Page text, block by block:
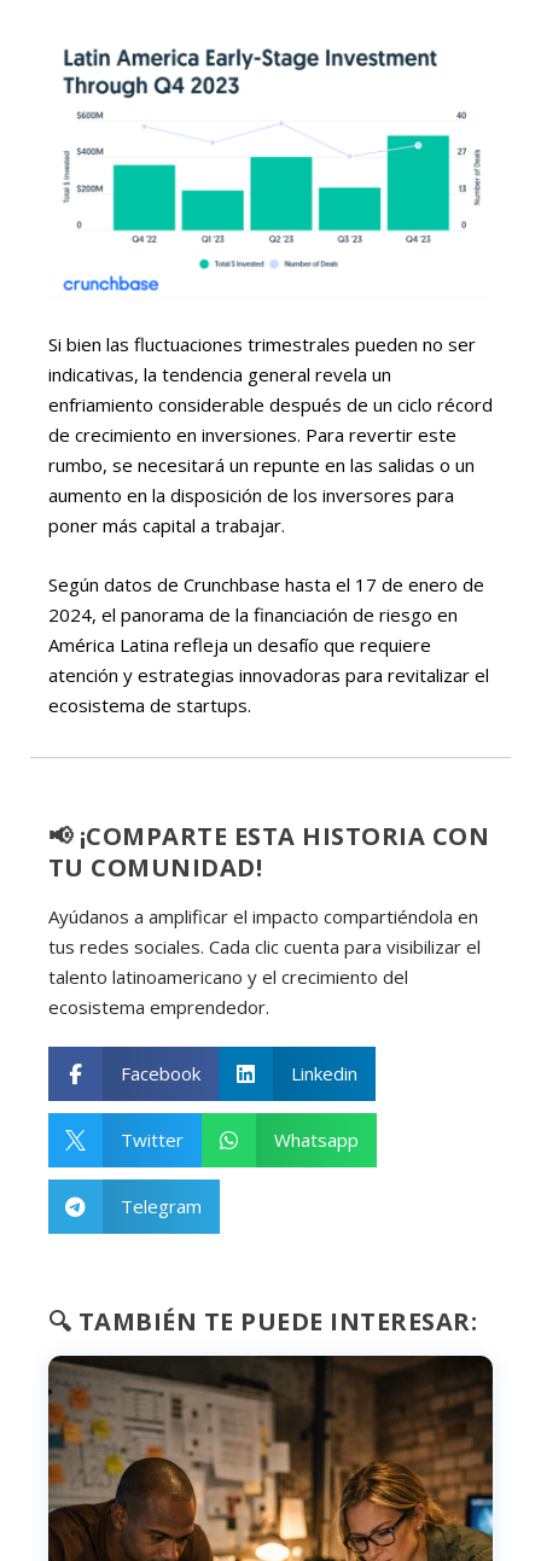
Si bien las fluctuaciones trimestrales pueden no ser
indicativas, la tendencia general revela un
enfriamiento considerable después de un ciclo récord
de crecimiento en inversiones. Para revertir este
rumbo, se necesitará un repunte en las salidas o un
aumento en la disposición de los inversores para
poner más capital a trabajar.
Según datos de Crunchbase hasta el 17 de enero de
2024, el panorama de la financiación de riesgo en
América Latina refleja un desafío que requiere
atención y estrategias innovadoras para revitalizar el
ecosistema de startups.
📢 ¡COMPARTE ESTA HISTORIA CON
TU COMUNIDAD!
Ayúdanos a amplificar el impacto compartiéndola en
tus redes sociales. Cada clic cuenta para visibilizar el
talento latinoamericano y el crecimiento del
ecosistema emprendedor.
 Facebook  Linkedin
 Twitter  Whatsapp
 Telegram
🔍 TAMBIÉN TE PUEDE INTERESAR: